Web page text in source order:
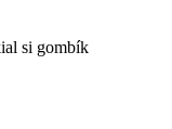
si gombík